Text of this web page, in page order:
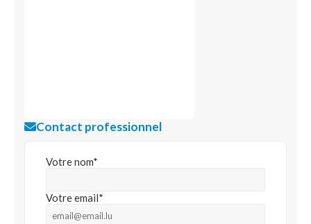
Contact professionnel
Votre nom*
Votre email*